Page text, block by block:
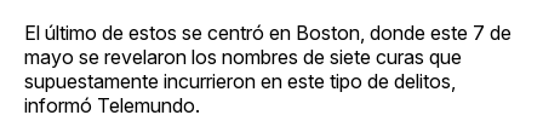
El último de estos se centró en Boston, donde este 7 de
mayo se revelaron los nombres de siete curas que
supuestamente incurrieron en este tipo de delitos,
informó Telemundo.